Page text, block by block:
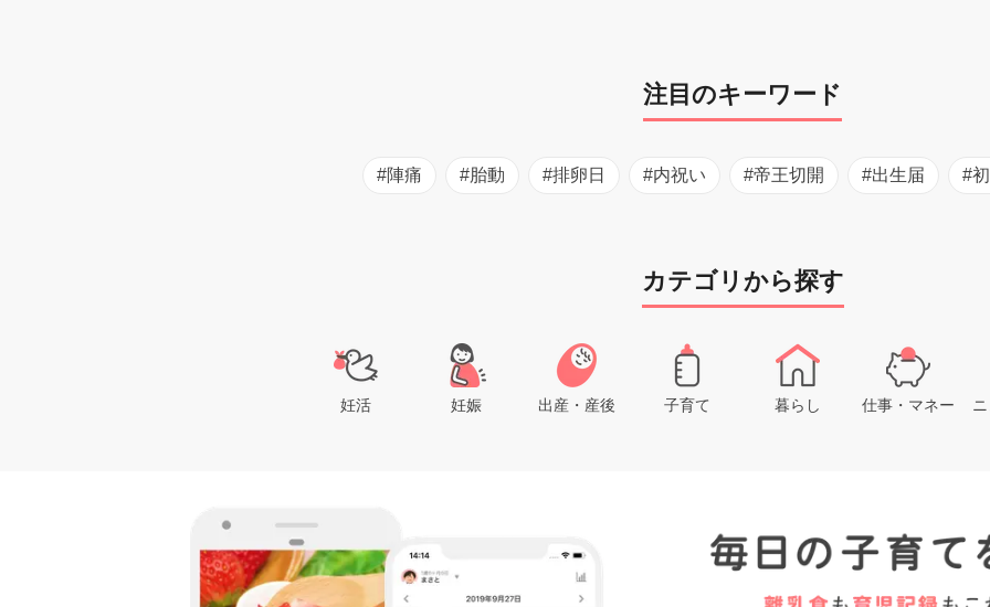
注目のキーワード
#陣痛 #胎動 #排卵日 #内祝い #帝王切開 #出生届 #
カテゴリから探す
妊活 妊娠 出産・産後 子育て 暮らし 仕事・マネー